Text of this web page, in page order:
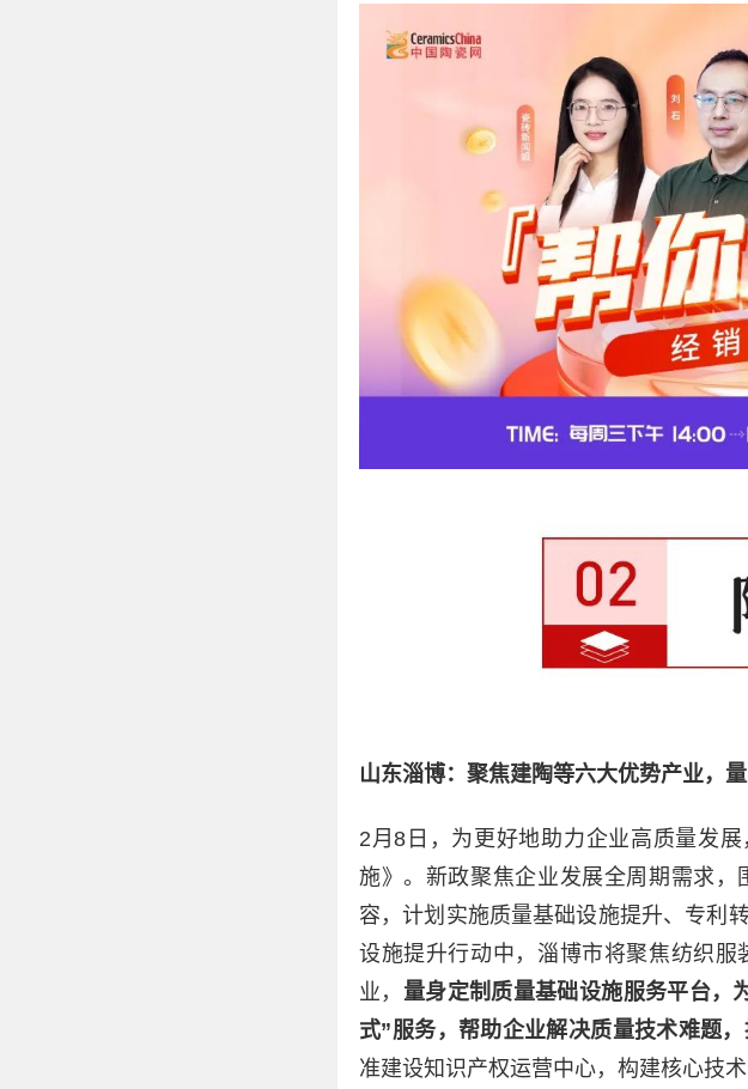
山东淄博：聚焦建陶等六大优势产业，
2月8日，为更好地助力企业高质量发
施》。新政聚焦企业发展全周期需求
容，计划实施质量基础设施提升、专利
设施提升行动中，淄博市将聚焦纺织服
业， 量身定制质量基础设施服务平台，
式”服务，帮助企业解决质量技术难题
准建设知识产权运营中心，构建核心技